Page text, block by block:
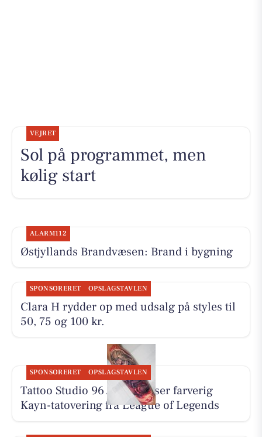
VEJRET
Sol på programmet, men
kølig start
ALARM112
Østjyllands Brandvæsen: Brand i bygning
SPONSORERET OPSLAGSTAVLEN
Clara H rydder op med udsalg på styles til
50, 75 og 100 kr.
SPONSORERET OPSLAGSTAVLEN
Tattoo Studio 96 Aarhus viser farverig
Kayn-tatovering fra League of Legends